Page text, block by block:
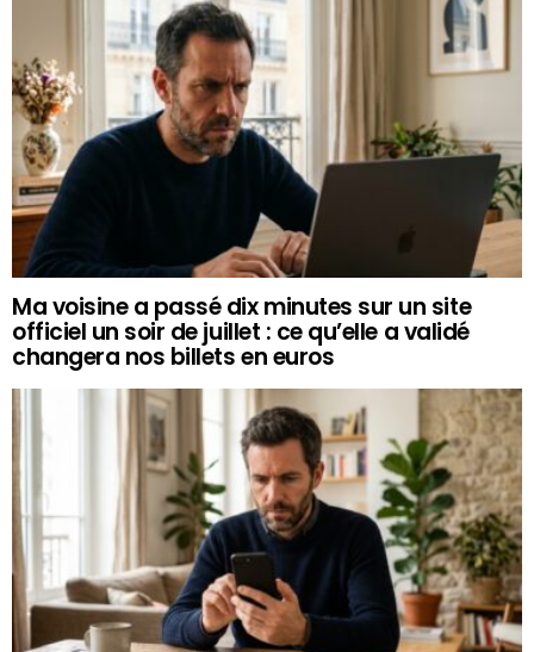
Ma voisine a passé dix minutes sur un site
officiel un soir de juillet : ce qu’elle a validé
changera nos billets en euros